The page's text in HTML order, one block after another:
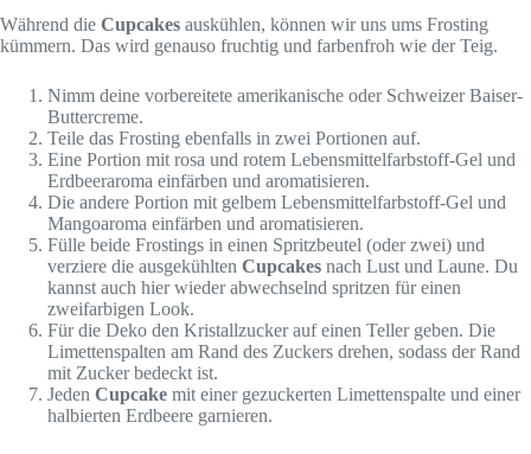
Während die Cupcakes auskühlen, können wir uns ums Frosting
kümmern. Das wird genauso fruchtig und farbenfroh wie der Teig.
Nimm deine vorbereitete amerikanische oder Schweizer Baiser-
Buttercreme.
Teile das Frosting ebenfalls in zwei Portionen auf.
Eine Portion mit rosa und rotem Lebensmittelfarbstoff-Gel und
Erdbeeraroma einfärben und aromatisieren.
Die andere Portion mit gelbem Lebensmittelfarbstoff-Gel und
Mangoaroma einfärben und aromatisieren.
Fülle beide Frostings in einen Spritzbeutel (oder zwei) und
verziere die ausgekühlten Cupcakes nach Lust und Laune. Du
kannst auch hier wieder abwechselnd spritzen für einen
zweifarbigen Look.
Für die Deko den Kristallzucker auf einen Teller geben. Die
Limettenspalten am Rand des Zuckers drehen, sodass der Rand
mit Zucker bedeckt ist.
Jeden Cupcake mit einer gezuckerten Limettenspalte und einer
halbierten Erdbeere garnieren.